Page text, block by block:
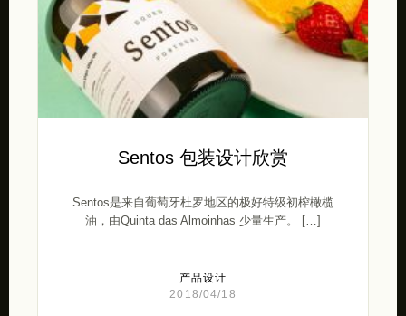
Sentos 包装设计欣赏
Sentos是来自葡萄牙杜罗地区的极好特级初榨橄榄
油，由Quinta das Almoinhas 少量生产。 […]
产品设计
2018/04/18